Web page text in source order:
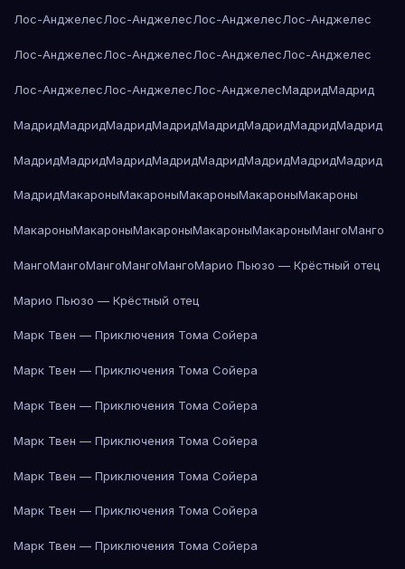
Лос-АнджелесЛос-АнджелесЛос-АнджелесЛос-Анджелес
Лос-АнджелесЛос-АнджелесЛос-АнджелесЛос-Анджелес
Лос-АнджелесЛос-АнджелесЛос-АнджелесМадридМадрид
МадридМадридМадридМадридМадридМадридМадридМадрид
МадридМадридМадридМадридМадридМадридМадридМадрид
МадридМакароныМакароныМакароныМакароныМакароны
МакароныМакароныМакароныМакароныМакароныМангоМанго
МангоМангоМангоМангоМангоМарио Пьюзо — Крёстный отец
Марио Пьюзо — Крёстный отец
Марк Твен — Приключения Тома Сойера
Марк Твен — Приключения Тома Сойера
Марк Твен — Приключения Тома Сойера
Марк Твен — Приключения Тома Сойера
Марк Твен — Приключения Тома Сойера
Марк Твен — Приключения Тома Сойера
Марк Твен — Приключения Тома Сойера